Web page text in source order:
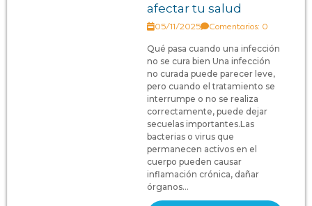
afectar tu salud
05/11/2025 Comentarios: 0
Qué pasa cuando una infección
no se cura bien Una infección
no curada puede parecer leve,
pero cuando el tratamiento se
interrumpe o no se realiza
correctamente, puede dejar
secuelas importantes.Las
bacterias o virus que
permanecen activos en el
cuerpo pueden causar
inflamación crónica, dañar
órganos...